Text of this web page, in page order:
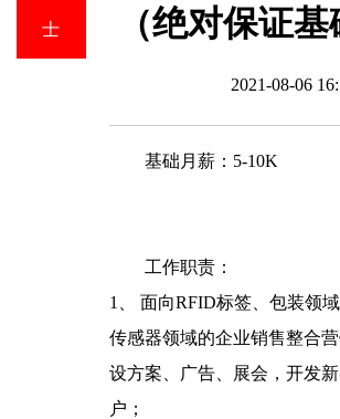
士
（绝对保证基
2021-08-06
基础月薪：5-10K
工作职责：
1、 面向RFID标签、包装领
传感器领域的企业销售整合
设方案、广告、展会，开发
户；